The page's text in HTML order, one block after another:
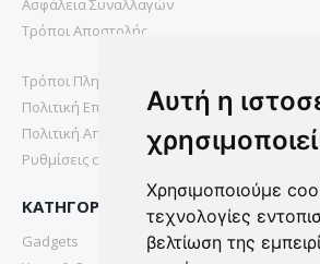
Αυτή η
Χρησιμοποιούμε
τεχνολογίες
βελτίωση της
Τρόποι Αποστολής
Τρόποι Πληρωμής
Πολιτική Επιστροφών
Πολιτική Απορρήτου
Ρυθμίσεις cookies
ΚΑΤΗΓΟΡΙΕΣ
Gadgets